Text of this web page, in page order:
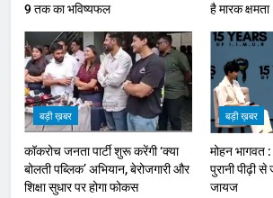
9 तक का भविष्यफल
है मारक क्षमता
बड़ी ख़बर
कॉकरोच जनता पार्टी शुरू करेंगी ‘क्या
बोलती पब्लिक’ अभियान, बेरोजगारी और
शिक्षा सुधार पर होगा फोकस
बड़ी ख़बर
मोहन भागवत
पुरानी पीढ़ी से
जायज